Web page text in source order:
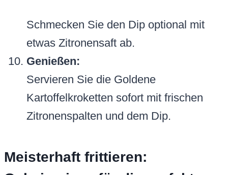
Schmecken Sie den Dip optional mit
etwas Zitronensaft ab.
Genießen:
Servieren Sie die Goldene
Kartoffelkroketten sofort mit frischen
Zitronenspalten und dem Dip.
Meisterhaft frittieren: